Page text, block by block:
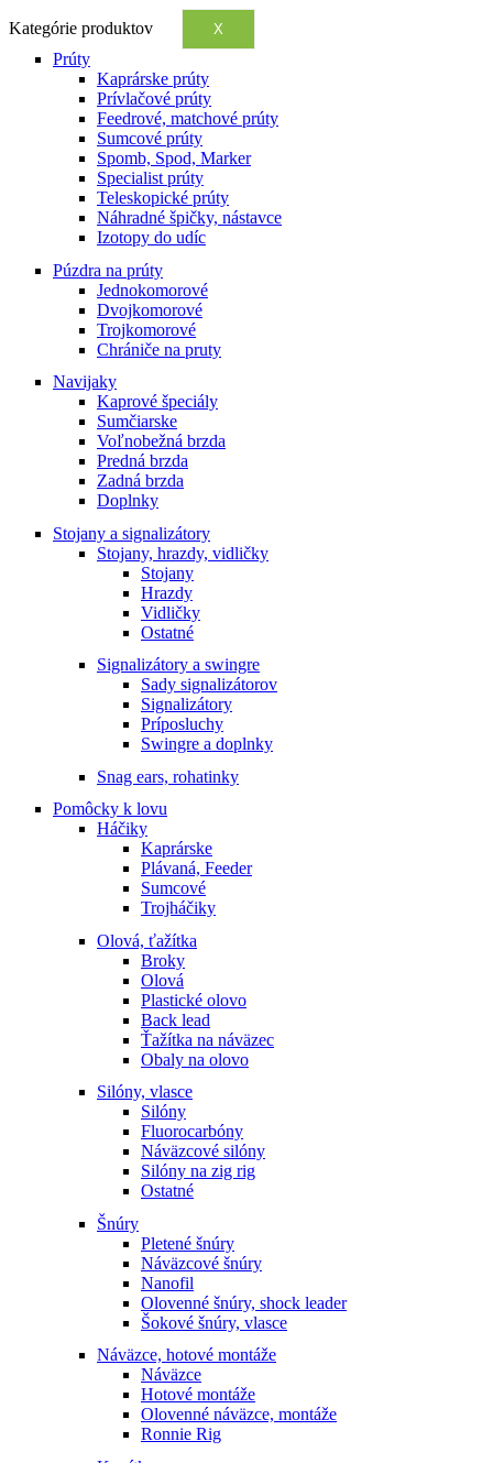
Kategórie produktov X
Prúty
Kaprárske prúty
Prívlačové prúty
Feedrové, matchové prúty
Sumcové prúty
Spomb, Spod, Marker
Specialist prúty
Teleskopické prúty
Náhradné špičky, nástavce
Izotopy do udíc
Púzdra na prúty
Jednokomorové
Dvojkomorové
Trojkomorové
Chrániče na pruty
Navijaky
Kaprové špeciály
Sumčiarske
Voľnobežná brzda
Predná brzda
Zadná brzda
Doplnky
Stojany a signalizátory
Stojany, hrazdy, vidličky
Stojany
Hrazdy
Vidličky
Ostatné
Signalizátory a swingre
Sady signalizátorov
Signalizátory
Príposluchy
Swingre a doplnky
Snag ears, rohatinky
Pomôcky k lovu
Háčiky
Kaprárske
Plávaná, Feeder
Sumcové
Trojháčiky
Olová, ťažítka
Broky
Olová
Plastické olovo
Back lead
Ťažítka na náväzec
Obaly na olovo
Silóny, vlasce
Silóny
Fluorocarbóny
Náväzcové silóny
Silóny na zig rig
Ostatné
Šnúry
Pletené šnúry
Náväzcové šnúry
Nanofil
Olovenné šnúry, shock leader
Šokové šnúry, vlasce
Náväzce, hotové montáže
Náväzce
Hotové montáže
Olovenné náväzce, montáže
Ronnie Rig